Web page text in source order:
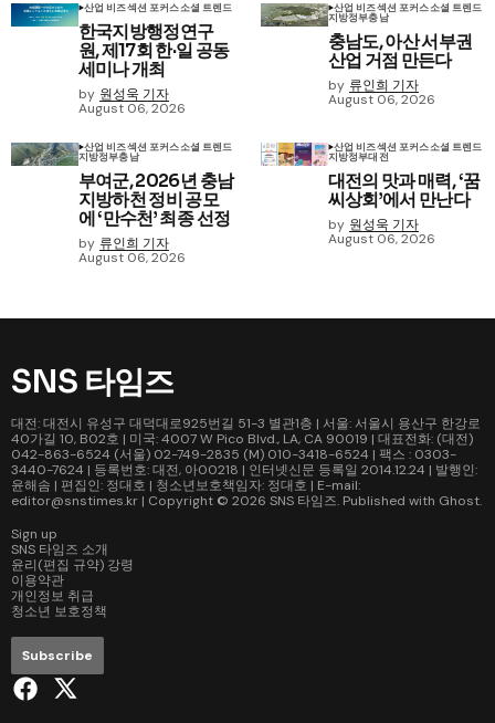
산업 비즈섹션 포커스소셜 트렌드
한국지방행정연구
원, 제17회 한·일 공동
세미나 개최
by 원성욱 기자
August 06, 2026
산업 비즈섹션 포커스소셜 트렌드
지방정부충남
충남도, 아산 서부권
산업 거점 만든다
by 류인희 기자
August 06, 2026
산업 비즈섹션 포커스소셜 트렌드
지방정부충남
부여군, 2026년 충남
지방하천 정비 공모
에 ‘만수천’ 최종 선정
by 류인희 기자
August 06, 2026
산업 비즈섹션 포커스소셜 트렌드
지방정부대전
대전의 맛과 매력, ‘꿈
씨상회’에서 만난다
by 원성욱 기자
August 06, 2026
SNS 타임즈
대전: 대전시 유성구 대덕대로925번길 51-3 별관1층 | 서울: 서울시 용산구 한강로
40가길 10, B02호 | 미국: 4007 W Pico Blvd., LA, CA 90019 | 대표전화: (대전)
042-863-6524 (서울) 02-749-2835 (M) 010-3418-6524 | 팩스 : 0303-
3440-7624 | 등록번호: 대전, 아00218 | 인터넷신문 등록일 2014.12.24 | 발행인:
윤해솜 | 편집인: 정대호 | 청소년보호책임자: 정대호 | E-mail:
editor@snstimes.kr | Copyright © 2026 SNS 타임즈. Published with Ghost.
Sign up
SNS 타임즈 소개
윤리(편집 규약) 강령
이용약관
개인정보 취급
청소년 보호정책
Subscribe